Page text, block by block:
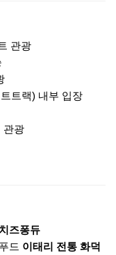
관광
트랙) 내부 입장
관광
즈퐁듀
드 이태리 전통 화덕